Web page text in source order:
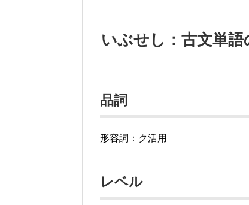
いぶせし：古文単語
品詞
形容詞：ク活用
レベル